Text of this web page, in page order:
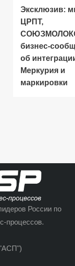
Эксклюзив:
ЦРПТ,
бизнес-
об
Меркурия и
маркировки
России по
процессов.